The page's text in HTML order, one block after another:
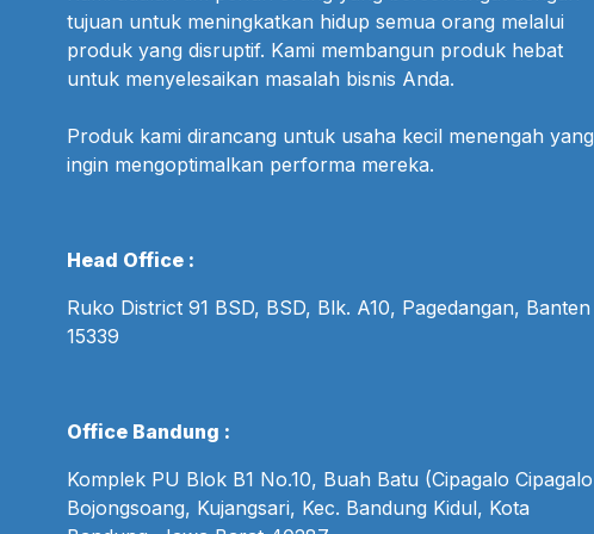
tujuan untuk meningkatkan hidup semua orang melalui
produk yang disruptif. Kami membangun produk hebat
untuk menyelesaikan masalah bisnis Anda.
Produk kami dirancang untuk usaha kecil menengah yang
ingin mengoptimalkan performa mereka.
Head Office :
Ruko District 91 BSD, BSD, Blk. A10, Pagedangan, Banten
15339
Office Bandung :
Komplek PU Blok B1 No.10, Buah Batu (Cipagalo Cipagalo
Bojongsoang, Kujangsari, Kec. Bandung Kidul, Kota